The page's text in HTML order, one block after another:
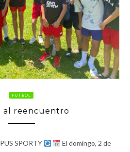
FUTBOL
al reencuentro
SPORTY
El domingo, 2 de